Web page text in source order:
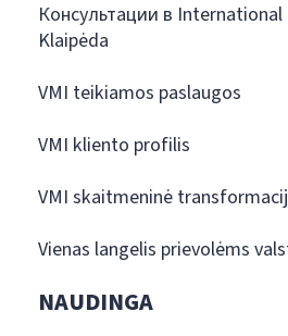
Консультации в International
Klaipėda
VMI teikiamos paslaugos
VMI kliento profilis
VMI skaitmeninė
Vienas langelis prievolėms
NAUDINGA